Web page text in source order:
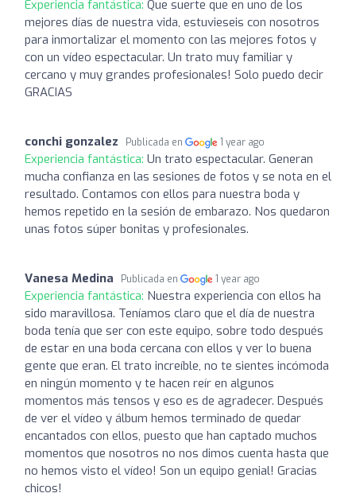
Experiencia fantástica: Que suerte que en uno de los
mejores días de nuestra vida, estuvieseis con nosotros
para inmortalizar el momento con las mejores fotos y
con un vídeo espectacular. Un trato muy familiar y
cercano y muy grandes profesionales! Solo puedo decir
GRACIAS
conchi gonzalez Publicada en 1 year ago
Experiencia fantástica: Un trato espectacular. Generan
mucha confianza en las sesiones de fotos y se nota en el
resultado. Contamos con ellos para nuestra boda y
hemos repetido en la sesión de embarazo. Nos quedaron
unas fotos súper bonitas y profesionales.
Vanesa Medina Publicada en 1 year ago
Experiencia fantástica: Nuestra experiencia con ellos ha
sido maravillosa. Teníamos claro que el día de nuestra
boda tenía que ser con este equipo, sobre todo después
de estar en una boda cercana con ellos y ver lo buena
gente que eran. El trato increíble, no te sientes incómoda
en ningún momento y te hacen reír en algunos
momentos más tensos y eso es de agradecer. Después
de ver el vídeo y álbum hemos terminado de quedar
encantados con ellos, puesto que han captado muchos
momentos que nosotros no nos dimos cuenta hasta que
no hemos visto el vídeo! Son un equipo genial! Gracias
chicos!